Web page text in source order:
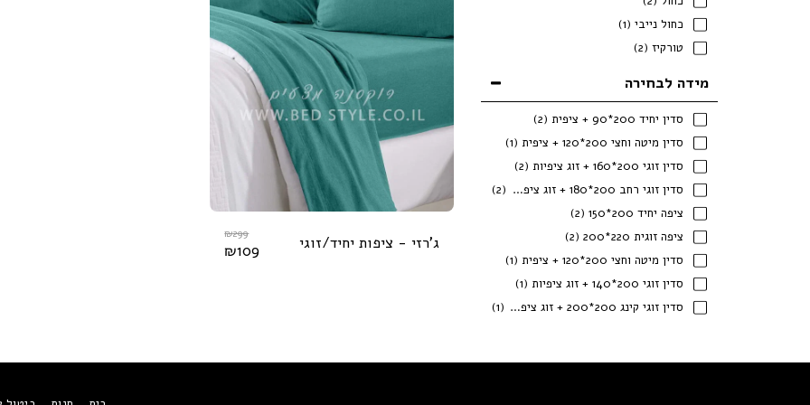
מידה לבחירה
סדין יחיד 200*90 + ציפית
(2)
סדין מיטה וחצי 200*120 + ציפית
(1)
סדין זוגי 200*160 + זוג ציפיות
(2)
סדין זוגי רחב 200*180 + זוג ציפיות (2)
ציפה יחיד 200*150
(2)
ציפה זוגית 220*200
(2)
סדין מיטה וחצי 200*120 + ציפית
(1)
סדין זוגי 200*140 + זוג ציפיות
(1)
סדין זוגי קינג 200*200 + זוג ציפיות (1)
כחול נייבי(1)
טורקיז(2)
ג'רזי - ציפות יחיד/זוגי ₪299
₪109